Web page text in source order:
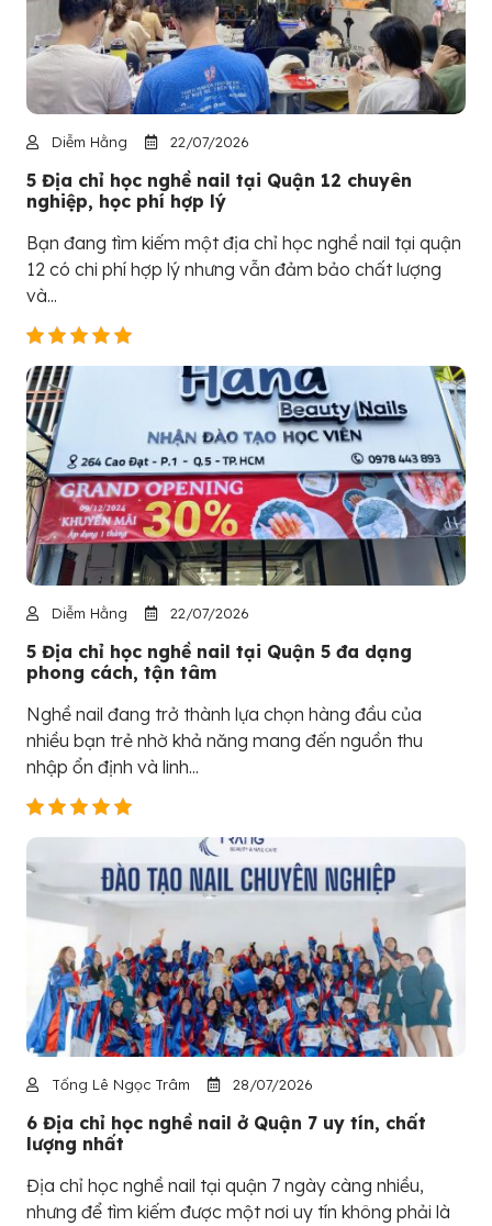
Diễm Hằng 22/07/2026
5 Địa chỉ học nghề nail tại Quận 12 chuyên
nghiệp, học phí hợp lý
Bạn đang tìm kiếm một địa chỉ học nghề nail tại quận
12 có chi phí hợp lý nhưng vẫn đảm bảo chất lượng
và...
Diễm Hằng 22/07/2026
5 Địa chỉ học nghề nail tại Quận 5 đa dạng
phong cách, tận tâm
Nghề nail đang trở thành lựa chọn hàng đầu của
nhiều bạn trẻ nhờ khả năng mang đến nguồn thu
nhập ổn định và linh...
Tống Lê Ngọc Trâm 28/07/2026
6 Địa chỉ học nghề nail ở Quận 7 uy tín, chất
lượng nhất
Địa chỉ học nghề nail tại quận 7 ngày càng nhiều,
nhưng để tìm kiếm được một nơi uy tín không phải là